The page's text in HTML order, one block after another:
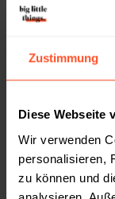
Zustimmung
Diese Webseite
Wir verwenden
personalisieren,
zu können und
GRUSSKARTE
Boxen zu